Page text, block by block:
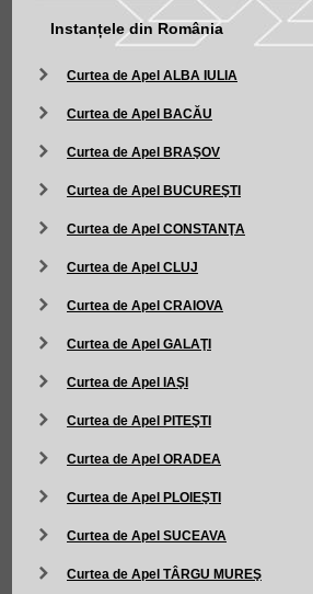
Instanțele din România
Curtea de Apel ALBA IULIA
Curtea de Apel BACĂU
Curtea de Apel BRAŞOV
Curtea de Apel BUCUREŞTI
Curtea de Apel CONSTANŢA
Curtea de Apel CLUJ
Curtea de Apel CRAIOVA
Curtea de Apel GALAŢI
Curtea de Apel IAŞI
Curtea de Apel PITEŞTI
Curtea de Apel ORADEA
Curtea de Apel PLOIEŞTI
Curtea de Apel SUCEAVA
Curtea de Apel TÂRGU MUREŞ